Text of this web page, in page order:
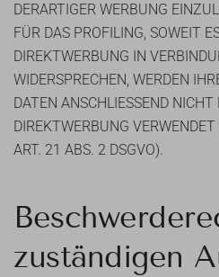
DERARTIGER WERBUNG
FÜR DAS PROFILING, SOWEIT
DIREKTWERBUNG IN
WIDERSPRECHEN, WERDEN
DATEN ANSCHLIESSEND
DIREKTWERBUNG
ART. 21 ABS. 2 DSGVO).
zuständigen